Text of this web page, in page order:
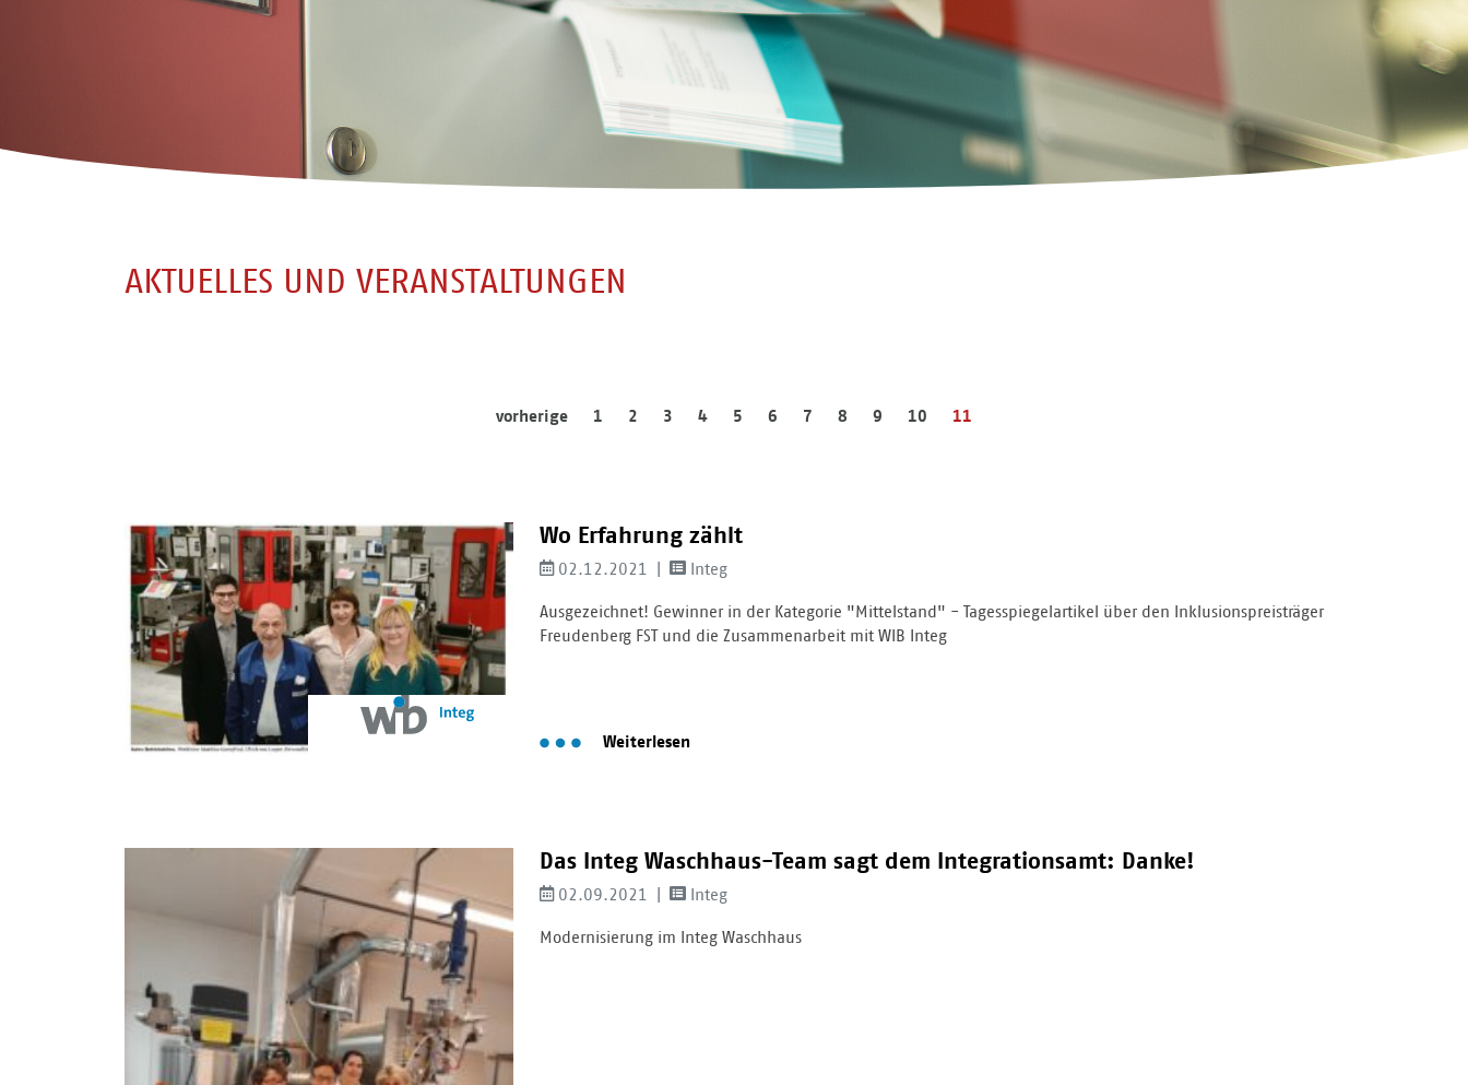
AKTUELLES UND VERANSTALTUNGEN
vorherige 1 2 3 4 5 6 7 8 9 10 11
Wo Erfahrung zählt
02.12.2021 Integ
Ausgezeichnet! Gewinner in der Kategorie "Mittelstand" - Tagesspiegelartikel über den Inklusionspreisträger
Freudenberg FST und die Zusammenarbeit mit WIB Integ
Weiterlesen
Das Integ Waschhaus-Team sagt dem Integrationsamt: Danke!
02.09.2021 Integ
Modernisierung im Integ Waschhaus